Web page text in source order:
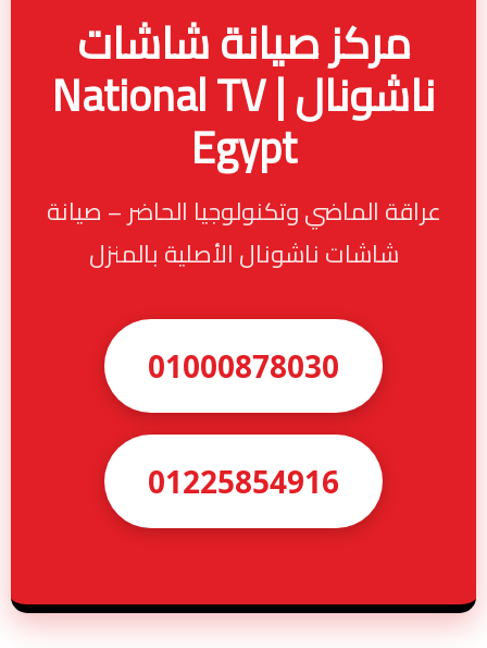
مركز صيانة شاشات
ناشونال | National TV
Egypt
عراقة الماضي وتكنولوجيا الحاضر – صيانة
شاشات ناشونال الأصلية بالمنزل
01000878030
01225854916